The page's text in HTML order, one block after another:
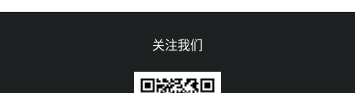
关注我们